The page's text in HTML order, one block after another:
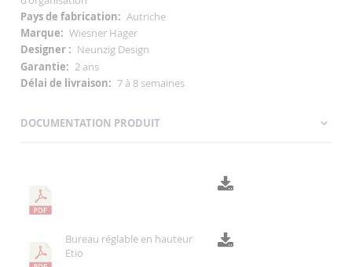
Autriche
Wiesner Hager
Neunzig Design
2 ans
7 à 8 semaines
DOCUMENTATION PRODUIT
Bureau réglable en hauteur
Etio